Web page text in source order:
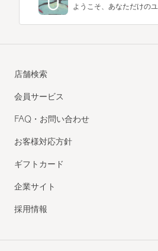
ようこそ、あなただけの
店舗検索
会員サービス
FAQ・お問い合わせ
お客様対応方針
ギフトカード
企業サイト
採用情報